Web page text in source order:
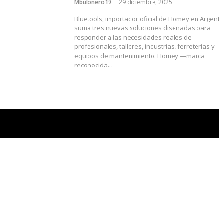
Mbulonero19 29 diciembre, 2025
Bluetools, importador oficial de Homey en
suma tres nuevas soluciones diseñadas para
responder a las necesidades reales de
profesionales, talleres, industrias, ferreterías y
equipos de mantenimiento. Homey —marca
reconocida…